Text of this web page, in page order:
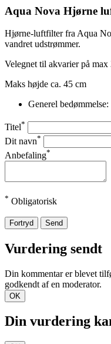
Aqua Nova Hjørne
Hjørne-luftfilter fra Aqua
vandret udstrømmer.
Velegnet til akvarier på max
Maks højde ca. 45 cm
Generel bedømmelse:
Titel*
Dit navn*
Anbefaling*
* Obligatorisk
Fortryd Send
Vurdering sendt
Din kommentar er blevet
godkendt af en moderator.
OK
Din vurdering